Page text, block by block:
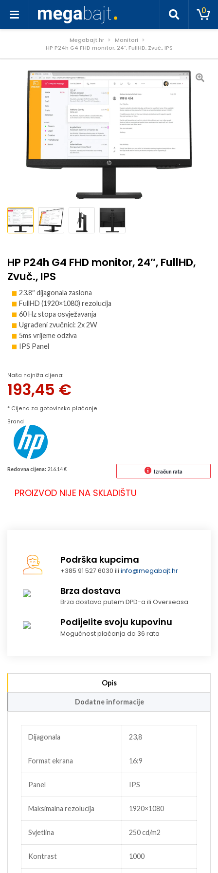
0
Megabajt.hr
Monitori
HP P24h G4 FHD monitor, 24″, FullHD, Zvuč., IPS
HP P24h G4 FHD monitor, 24″, FullHD,
Zvuč., IPS
23.8″ dijagonala zaslona
FullHD (1920×1080) rezolucija
60 Hz stopa osvježavanja
Ugrađeni zvučnici: 2x 2W
5ms vrijeme odziva
IPS Panel
Naša najniža cijena:
193,45 €
* Cijena za gotovinsko plaćanje
Brand
Redovna cijena: 216.14 € Izračun rata
PROIZVOD NIJE NA SKLADIŠTU
Podrška kupcima
+385 91 527 6030 iliinfo@megabajt.hr
Brza dostava
Brza dostava putem DPD-a ili Overseasa
Podijelite svoju kupovinu
Mogućnost plaćanja do 36 rata
Opis
Dodatne informacije
Dijagonala 23,8
Format ekrana 16:9
Panel IPS
Maksimalna rezolucija 1920×1080
Svjetlina 250 cd/m2
Kontrast 1000